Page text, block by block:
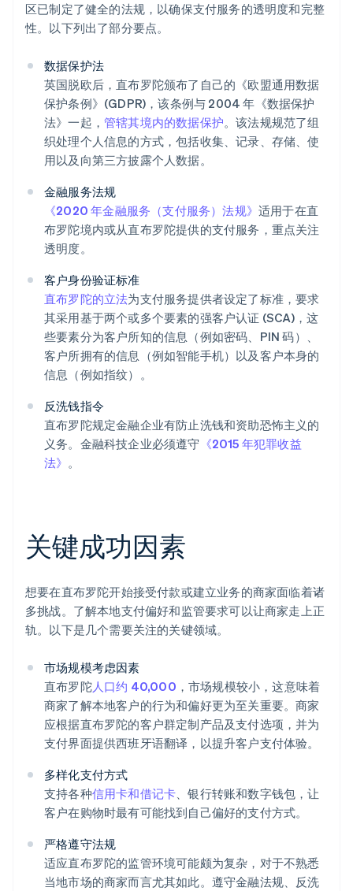
区已制定了健全的法规，以确保支付服务的透明度和完整
性。以下列出了部分要点。
数据保护法
英国脱欧后，直布罗陀颁布了自己的《欧盟通用数据
保护条例》(GDPR)，该条例与 2004 年《数据保护
法》一起， 管辖其境内的数据保护。该法规规范了组
织处理个人信息的方式，包括收集、记录、存储、使
用以及向第三方披露个人数据。
金融服务法规
《2020 年金融服务（支付服务）法规》 适用于在直
布罗陀境内或从直布罗陀提供的支付服务，重点关注
透明度。
客户身份验证标准
直布罗陀的立法为支付服务提供者设定了标准，要求
其采用基于两个或多个要素的强客户认证 (SCA)，这
些要素分为客户所知的信息（例如密码、PIN 码）、
客户所拥有的信息（例如智能手机）以及客户本身的
信息（例如指纹）。
反洗钱指令
直布罗陀规定金融企业有防止洗钱和资助恐怖主义的
义务。金融科技企业必须遵守 《2015 年犯罪收益
法》 。
关键成功因素
想要在直布罗陀开始接受付款或建立业务的商家面临着诸
多挑战。了解本地支付偏好和监管要求可以让商家走上正
轨。以下是几个需要关注的关键领域。
市场规模考虑因素
直布罗陀人口约 40,000 ，市场规模较小，这意味着
商家了解本地客户的行为和偏好更为至关重要。商家
应根据直布罗陀的客户群定制产品及支付选项，并为
支付界面提供西班牙语翻译，以提升客户支付体验。
多样化支付方式
支持各种信用卡和借记卡、银行转账和数字钱包，让
客户在购物时最有可能找到自己偏好的支付方式。
严格遵守法规
适应直布罗陀的监管环境可能颇为复杂，对于不熟悉
当地市场的商家而言尤其如此。遵守金融法规、反洗